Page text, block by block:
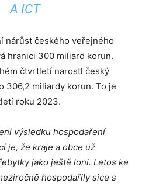
A ICT
nárůst českého veřejného
hranici 300 miliard korun.
čtvrtletí narostl český
306,2 miliardy korun. To je
roku 2023.
výsledku hospodaření
je, že kraje a obce už
jako ještě loni. Letos ke
hospodařily sice s